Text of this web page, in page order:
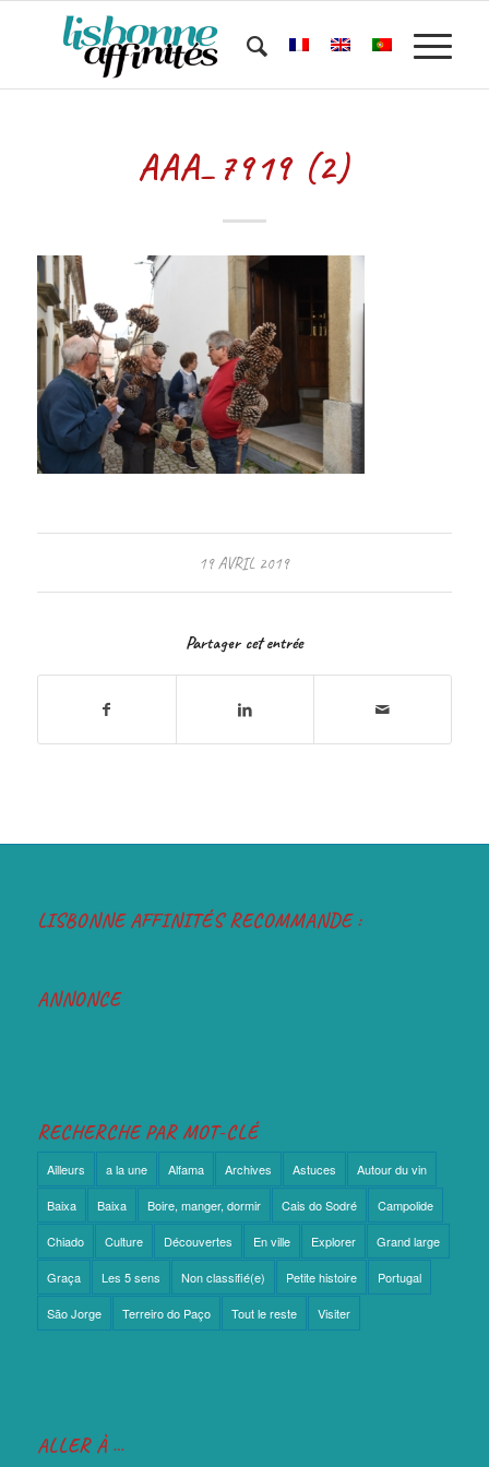
AAA_7919 (2)
19 AVRIL 2019
Partager cet entrée
LISBONNE AFFINITÉS RECOMMANDE :
ANNONCE
RECHERCHE PAR MOT-CLÉ
Ailleurs a la une Alfama Archives Astuces Autour du vin
Baixa Baixa Boire, manger, dormir Cais do Sodré Campolide
Chiado Culture Découvertes En ville Explorer Grand large
Graça Les 5 sens Non classifié(e) Petite histoire Portugal
São Jorge Terreiro do Paço Tout le reste Visiter
ALLER À …